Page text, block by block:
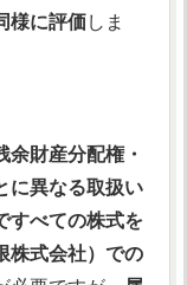
様に評価しま
余財産分配権・
に異なる取扱い
すべての株式を
株式会社）での